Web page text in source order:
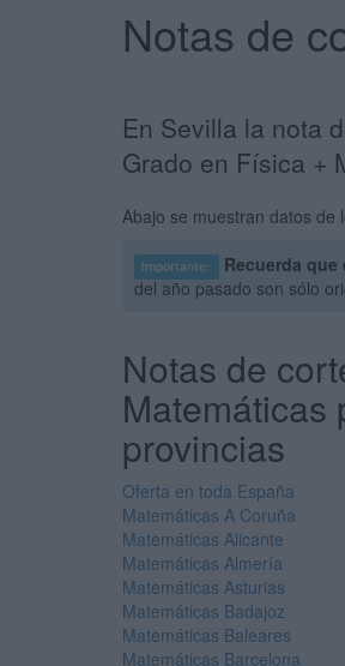
Notas de
En Sevilla la nota
Grado en Física +
Abajo se muestran datos de
Importante: Recuerda
del año pasado son sólo
Notas de
Matemáticas
provincias
Oferta en toda España
Matemáticas A Coruña
Matemáticas Alicante
Matemáticas Almería
Matemáticas Asturias
Matemáticas Badajoz
Matemáticas Baleares
Matemáticas Barcelona